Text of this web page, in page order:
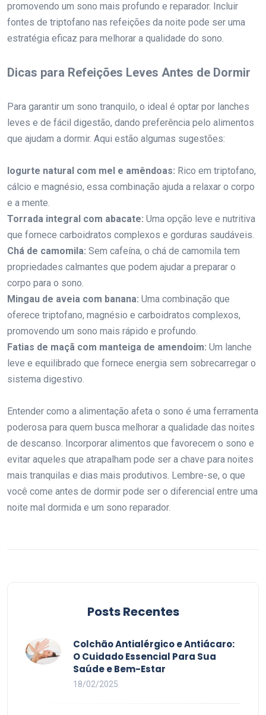
promovendo um sono mais profundo e reparador. Incluir
fontes de triptofano nas refeições da noite pode ser uma
estratégia eficaz para melhorar a qualidade do sono.
Dicas para Refeições Leves Antes de Dormir
Para garantir um sono tranquilo, o ideal é optar por lanches
leves e de fácil digestão, dando preferência pelo alimentos
que ajudam a dormir. Aqui estão algumas sugestões:
Iogurte natural com mel e amêndoas: Rico em triptofano,
cálcio e magnésio, essa combinação ajuda a relaxar o corpo
e a mente.
Torrada integral com abacate: Uma opção leve e nutritiva
que fornece carboidratos complexos e gorduras saudáveis.
Chá de camomila: Sem cafeína, o chá de camomila tem
propriedades calmantes que podem ajudar a preparar o
corpo para o sono.
Mingau de aveia com banana: Uma combinação que
oferece triptofano, magnésio e carboidratos complexos,
promovendo um sono mais rápido e profundo.
Fatias de maçã com manteiga de amendoim: Um lanche
leve e equilibrado que fornece energia sem sobrecarregar o
sistema digestivo.
Entender como a alimentação afeta o sono é uma ferramenta
poderosa para quem busca melhorar a qualidade das noites
de descanso. Incorporar alimentos que favorecem o sono e
evitar aqueles que atrapalham pode ser a chave para noites
mais tranquilas e dias mais produtivos. Lembre-se, o que
você come antes de dormir pode ser o diferencial entre uma
noite mal dormida e um sono reparador.
Posts Recentes
Colchão Antialérgico e Antiácaro:
O Cuidado Essencial Para Sua
Saúde e Bem-Estar
18/02/2025